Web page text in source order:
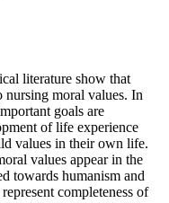
literature show that
nursing moral values. In
goals are
of life experience
values in their own life.
values appear in the
towards humanism and
completeness of